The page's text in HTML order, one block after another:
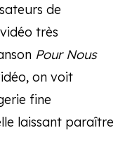
de
très
Pour Nous
on voit
fine
laissant paraître